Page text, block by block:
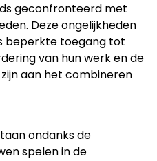
geconfronteerd met
Deze ongelijkheden
beperkte toegang tot
van hun werk en de
aan het combineren
ondanks de
spelen in de